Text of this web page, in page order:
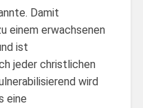
Damit
einem erwachsenen
ist
jeder christlichen
wird
eine